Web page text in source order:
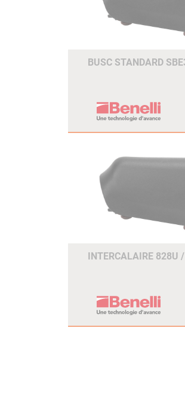
BUSC STANDARD
INTERCALAIRE